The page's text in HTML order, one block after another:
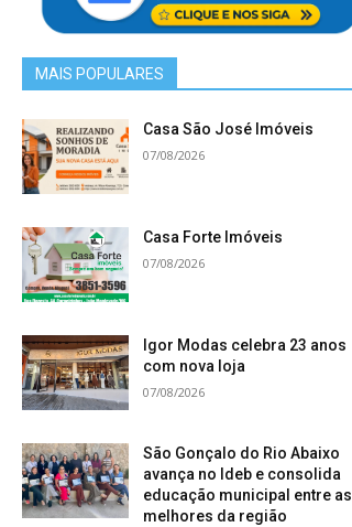
MAIS POPULARES
Casa São José Imóveis
07/08/2026
Casa Forte Imóveis
07/08/2026
Igor Modas celebra 23 anos
com nova loja
07/08/2026
São Gonçalo do Rio Abaixo
avança no Ideb e consolida
educação municipal entre as
melhores da região